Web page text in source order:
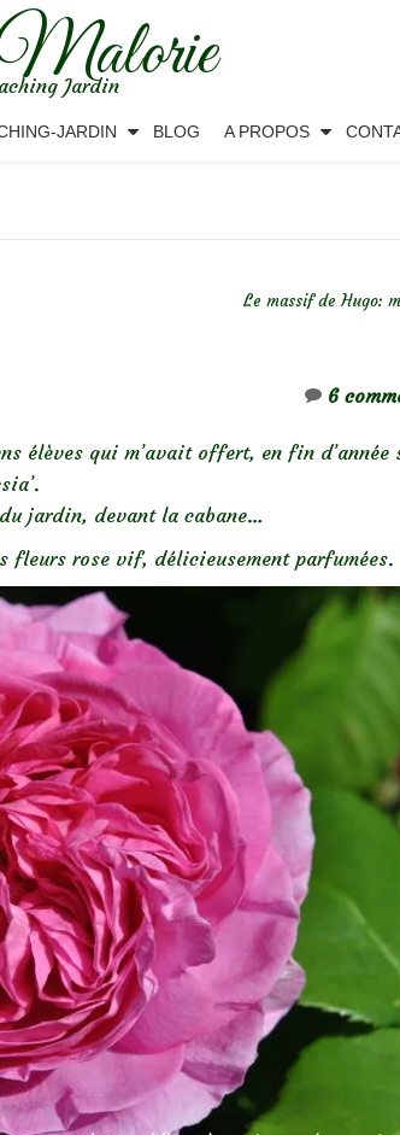
Jardin
JARDIN BLOG A PROPOS
Le massif de Hugo:
6
élèves qui m’avait offert, en fin d’année
jardin, devant la cabane…
fleurs rose vif, délicieusement parfumées.